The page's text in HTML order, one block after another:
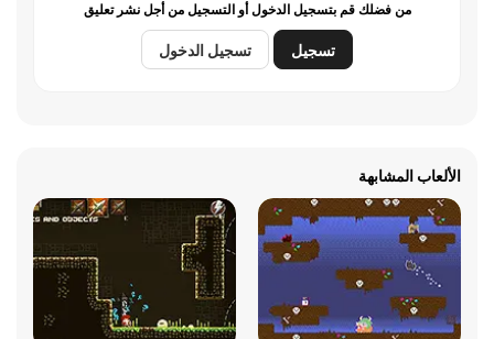
من فضلك قم بتسجيل الدخول أو التسجيل من أجل نشر تعليق
تسجيل تسجيل الدخول
الألعاب المشابهة